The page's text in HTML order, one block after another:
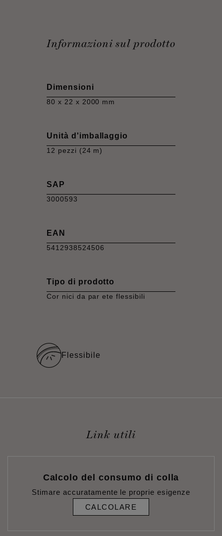
Informazioni sul prodotto
Dimensioni
80 x 22 x 2000 mm
Unità d'imballaggio
12 pezzi (24 m)
SAP
3000593
EAN
5412938524506
Tipo di prodotto
Cor nici da par ete flessibili
Flessibile
Link utili
Calcolo del consumo di colla
Stimare accuratamente le proprie esigenze
CALCOLARE